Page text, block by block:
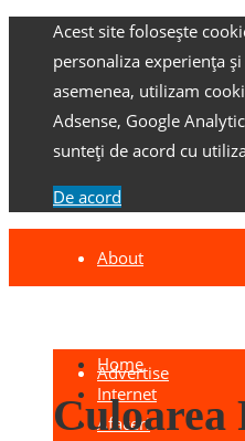
Acest site folosește
personaliza experiența
asemenea, utilizam
Adsense, Google
sunteți de acord cu
De acord
About
Advertise
Home
Internet
Afaceri
Culoarea